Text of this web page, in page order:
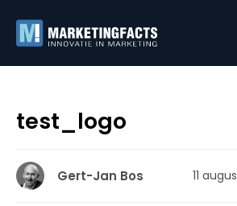
test_logo
Gert-Jan Bos 11